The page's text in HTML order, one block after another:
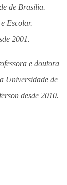
de Brasília.
Escolar.
2001.
e doutora
Universidade de
desde 2010.